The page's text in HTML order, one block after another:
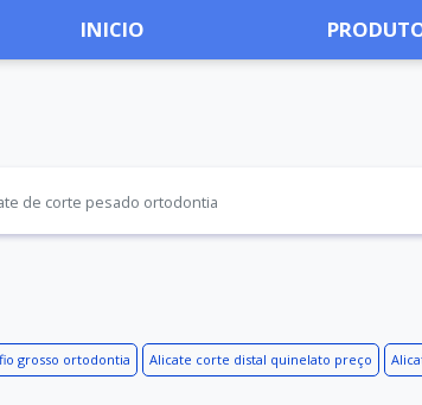
INICIO
de corte pesado ortodontia
grosso ortodontia Alicate corte distal quinelato preço